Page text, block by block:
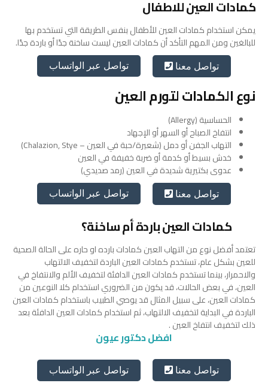
كمادات العين للاطفال
يمكن استخدام كمادات العين للأطفال بنفس الطريقة التي تستخدم بها
للبالغين ومن المهم التأكد أن كمادات العين ليست ساخنة جدًا أو باردة جدًا.
تواصل معنا تواصل عبر الواتساب
نوع الكمادات لتورم العين
الحساسية (Allergy)
انتفاخ الصباح أو السهر أو الإجهاد
التهاب الجفن أو دمل (شعيرة/حبة في العين – Chalazion, Stye)
خدش بسيط أو كدمة أو ضربة خفيفة في العين
عدوى بكتيرية شديدة في العين (رمد صديدي)
تواصل معنا تواصل عبر الواتساب
كمادات العين باردة أم ساخنة؟
تعتمد أفضل نوع من التهاب العين كمادات بارده او حاره على الحالة الصحية
للعين بشكل عام، تستخدم كمادات العين الباردة لتخفيف الالتهاب
والاحمرار، بينما تستخدم كمادات العين الدافئة لتخفيف الألم والانتفاخ في
العين، في بعض الحالات، قد يكون من الضروري استخدام كلا النوعين من
كمادات العين، على سبيل المثال قد يوصي الطبيب باستخدام كمادات العين
الباردة في البداية لتخفيف الالتهاب، ثم استخدام كمادات العين الدافئة بعد
ذلك لتخفيف انتفاخ العين .
افضل دكتور عيون
تواصل معنا تواصل عبر الواتساب